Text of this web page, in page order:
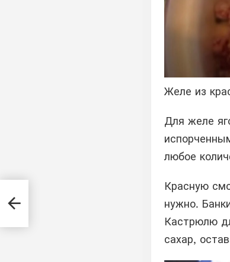
Желе из
Для желе
любое
Красную
нужно.
Кастрюлю
сахар,
на